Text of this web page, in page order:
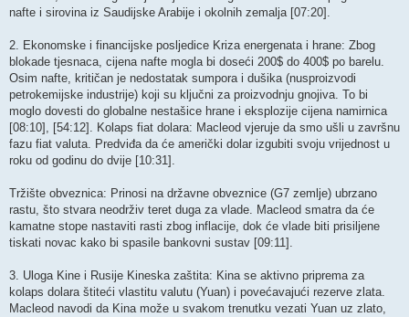
nafte i sirovina iz Saudijske Arabije i okolnih zemalja [07:20]. ​
2. Ekonomske i financijske posljedice ​Kriza energenata i hrane: Zbog
blokade tjesnaca, cijena nafte mogla bi doseći 200$ do 400$ po barelu.
Osim nafte, kritičan je nedostatak sumpora i dušika (nusproizvodi
petrokemijske industrije) koji su ključni za proizvodnju gnojiva. To bi
moglo dovesti do globalne nestašice hrane i eksplozije cijena namirnica
[08:10], [54:12]. ​Kolaps fiat dolara: Macleod vjeruje da smo ušli u završnu
fazu fiat valuta. Predviđa da će američki dolar izgubiti svoju vrijednost u
roku od godinu do dvije [10:31].
​Tržište obveznica: Prinosi na državne obveznice (G7 zemlje) ubrzano
rastu, što stvara neodrživ teret duga za vlade. Macleod smatra da će
kamatne stope nastaviti rasti zbog inflacije, dok će vlade biti prisiljene
tiskati novac kako bi spasile bankovni sustav [09:11]. ​
3. Uloga Kine i Rusije ​Kineska zaštita: Kina se aktivno priprema za
kolaps dolara štiteći vlastitu valutu (Yuan) i povećavajući rezerve zlata.
Macleod navodi da Kina može u svakom trenutku vezati Yuan uz zlato,